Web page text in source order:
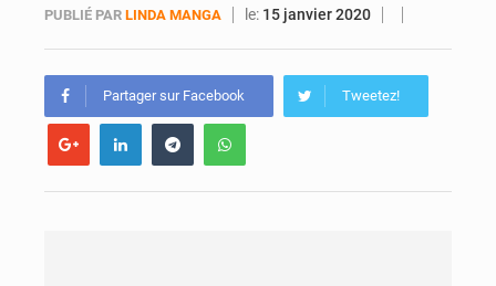
PUBLIÉ PAR LINDA MANGA le: 15 janvier 2020
Partager sur Facebook Tweetez!